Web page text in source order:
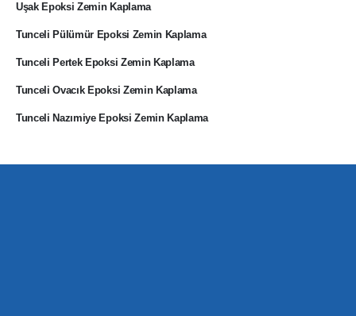
Uşak Epoksi Zemin Kaplama
Tunceli Pülümür Epoksi Zemin Kaplama
Tunceli Pertek Epoksi Zemin Kaplama
Tunceli Ovacık Epoksi Zemin Kaplama
Tunceli Nazımiye Epoksi Zemin Kaplama